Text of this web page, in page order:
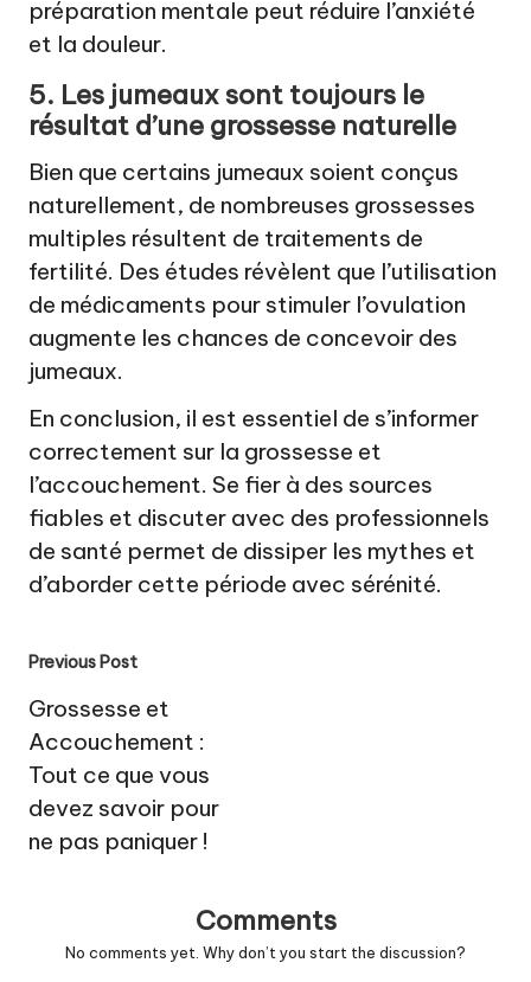
préparation mentale peut réduire l’anxiété
et la douleur.
5. Les jumeaux sont toujours le
résultat d’une grossesse naturelle
Bien que certains jumeaux soient conçus
naturellement, de nombreuses grossesses
multiples résultent de traitements de
fertilité. Des études révèlent que l’utilisation
de médicaments pour stimuler l’ovulation
augmente les chances de concevoir des
jumeaux.
En conclusion, il est essentiel de s’informer
correctement sur la grossesse et
l’accouchement. Se fier à des sources
fiables et discuter avec des professionnels
de santé permet de dissiper les mythes et
d’aborder cette période avec sérénité.
Post
navigation
Previous Post
Grossesse et
Accouchement :
Tout ce que vous
devez savoir pour
ne pas paniquer !
Comments
No comments yet. Why don’t you start the discussion?